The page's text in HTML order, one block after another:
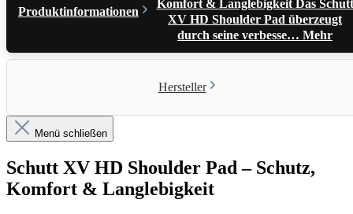
Produktinformationen
Komfort & Langlebigkeit Das Schutt
XV HD Shoulder Pad überzeugt
durch seine verbesse… Mehr
Hersteller
Menü schließen
Schutt XV HD Shoulder Pad – Schutz,
Komfort & Langlebigkeit